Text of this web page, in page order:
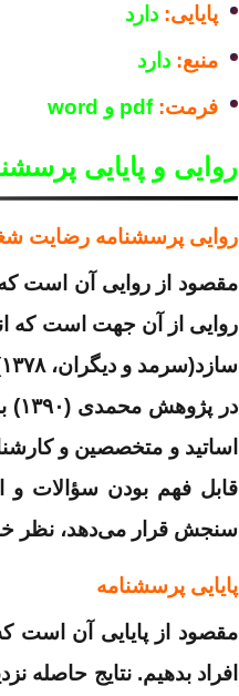
پایایی:دارد
منبع:دارد
فرمت: pdf و word
روایی و پایایی
روایی پرسشنامه رضایت شغلی
مقصود از روایی آن است که
روایی از آن جهت است که
سازد(سرمد و دیگران، ۱۳۷۸).
اساتید و متخصصین و
قابل فهم بودن سؤالات و
سنجش قرار می‌دهد، نظر
پایایی پرسشنامه
مقصود از پایایی آن است
افراد بدهیم. نتایج حاصله